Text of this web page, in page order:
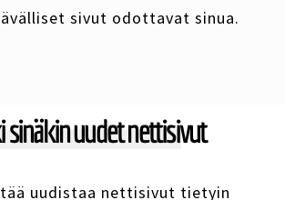
sivut odottavat sinua.
sinäkin uudet nettisivut
uudistaa nettisivut tietyin